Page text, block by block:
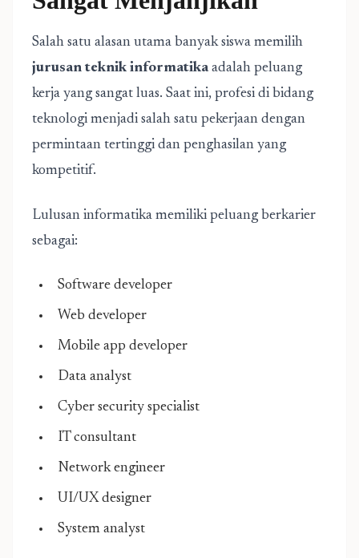
Salah satu alasan utama banyak siswa memilih
jurusan teknik informatikaadalah peluang
kerja yang sangat luas. Saat ini, profesi di bidang
teknologi menjadi salah satu pekerjaan dengan
permintaan tertinggi dan penghasilan yang
kompetitif.
Lulusan informatika memiliki peluang berkarier
sebagai:
Software developer
Web developer
Mobile app developer
Data analyst
Cyber security specialist
IT consultant
Network engineer
UI/UX designer
System analyst